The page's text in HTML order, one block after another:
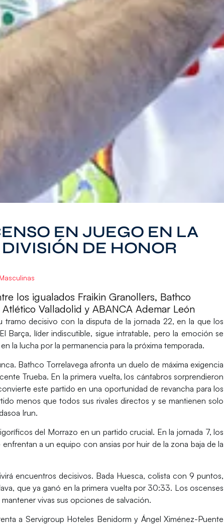
EN JUEGO EN LA
DE HONOR
Masculinas
los igualados Fraikin Granollers, Bathco
Valladolid y ABANCA Ademar León
tramo decisivo con la disputa de la jornada 22, en la que los
Barça, líder indiscutible, sigue intratable, pero la emoción se
la lucha por la permanencia para la próxima temporada.
Bathco Torrelavega afronta un duelo de máxima exigencia
Trueba. En la primera vuelta, los cántabros sorprendieron
este partido en una oportunidad de revancha para los
menos que todos sus rivales directos y se mantienen solo
Irun.
del Morrazo en un partido crucial. En la jornada 7, los
a un equipo con ansias por huir de la zona baja de la
encuentros decisivos. Bada Huesca, colista con 9 puntos,
, que ya ganó en la primera vuelta por 30:33. Los oscenses
vivas sus opciones de salvación.
a Servigroup Hoteles Benidorm y Ángel Ximénez-Puente